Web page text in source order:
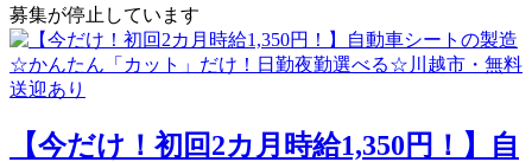
募集が停止しています
【今だけ！初回2カ月時給1,350円！】自